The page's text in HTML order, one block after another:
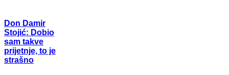
Don Damir
Stojić: Dobio
sam takve
prijetnje, to je
strašno